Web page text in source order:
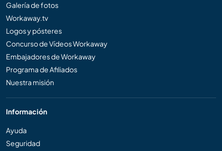
Galería de fotos
Workaway.tv
Logos y pósteres
Concurso de Vídeos Workaway
Embajadores de Workaway
Programa de Afiliados
Nuestra misión
Información
Ayuda
Seguridad